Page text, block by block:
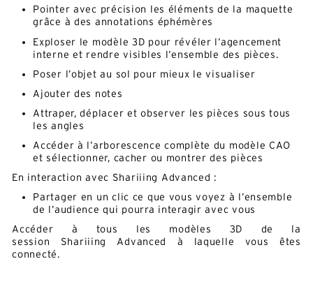
Pointer avec précision les éléments de la maquette
grâce à des annotations éphémères
Exploser le modèle 3D pour révéler l’agencement
interne et rendre visibles l’ensemble des pièces.
Poser l’objet au sol pour mieux le visualiser
Ajouter des notes
Attraper, déplacer et observer les pièces sous tous
les angles
Accéder à l’arborescence complète du modèle CAO
et sélectionner, cacher ou montrer des pièces
En interaction avec Shariiing Advanced :
Partager en un clic ce que vous voyez à l’ensemble
de l’audience qui pourra interagir avec vous
Accéder à tous les modèles 3D de la
session Shariiing Advanced à laquelle vous êtes
connecté.